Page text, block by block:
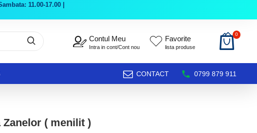
11.00-17.00 |
Contul Meu
Intra in cont/Cont nou
Favorite
lista produse
0
CONTACT 0799 879 911
Zanelor ( menilit )